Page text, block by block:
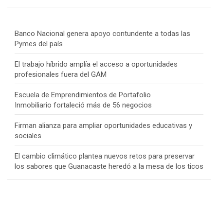
Banco Nacional genera apoyo contundente a todas las
Pymes del país
El trabajo híbrido amplía el acceso a oportunidades
profesionales fuera del GAM
Escuela de Emprendimientos de Portafolio
Inmobiliario fortaleció más de 56 negocios
Firman alianza para ampliar oportunidades educativas y
sociales
El cambio climático plantea nuevos retos para preservar
los sabores que Guanacaste heredó a la mesa de los ticos